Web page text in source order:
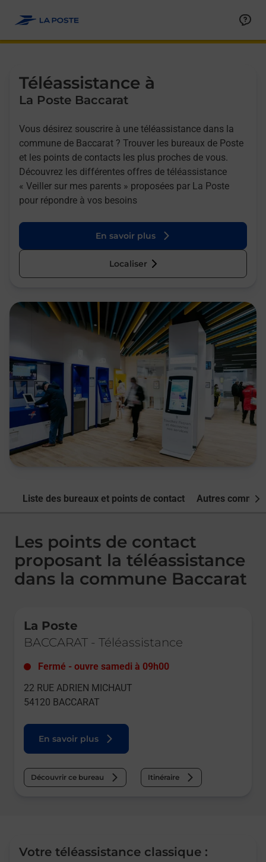
Téléassistance à
La Poste Baccarat
Vous désirez souscrire à une téléassistance dans la
commune de Baccarat ? Trouver les bureaux de Poste
et les points de contacts les plus proches de vous.
Découvrez les différentes offres de téléassistance
« Veiller sur mes parents » proposées par La Poste
pour répondre à vos besoins
En savoir plus
Localiser
Liste des bureaux et points de contact Autres
Les points de contact
proposant la téléassistance
dans la commune Baccarat
La Poste
BACCARAT - Téléassistance
Fermé - ouvre samedi à 09h00
22 RUE ADRIEN MICHAUT
54120 BACCARAT
En savoir plus
Découvrir ce bureau Itinéraire
Votre téléassistance classique :